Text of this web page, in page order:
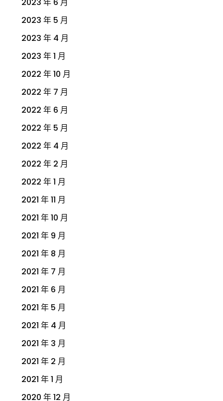
2023 年 5 月
2023 年 4 月
2023 年 1 月
2022 年 10 月
2022 年 7 月
2022 年 6 月
2022 年 5 月
2022 年 4 月
2022 年 2 月
2022 年 1 月
2021 年 11 月
2021 年 10 月
2021 年 9 月
2021 年 8 月
2021 年 7 月
2021 年 6 月
2021 年 5 月
2021 年 4 月
2021 年 3 月
2021 年 2 月
2021 年 1 月
2020 年 12 月